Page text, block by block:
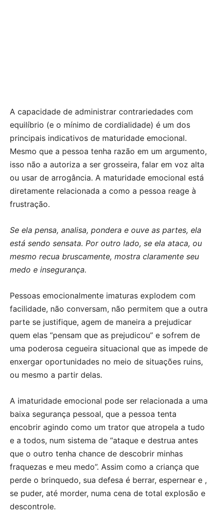
A capacidade de administrar contrariedades com
equilíbrio (e o mínimo de cordialidade) é um dos
principais indicativos de maturidade emocional.
Mesmo que a pessoa tenha razão em um argumento,
isso não a autoriza a ser grosseira, falar em voz alta
ou usar de arrogância. A maturidade emocional está
diretamente relacionada a como a pessoa reage à
frustração.
Se ela pensa, analisa, pondera e ouve as partes, ela
está sendo sensata. Por outro lado, se ela ataca, ou
mesmo recua bruscamente, mostra claramente seu
medo e insegurança.
Pessoas emocionalmente imaturas explodem com
facilidade, não conversam, não permitem que a outra
parte se justifique, agem de maneira a prejudicar
quem elas “pensam que as prejudicou” e sofrem de
uma poderosa cegueira situacional que as impede de
enxergar oportunidades no meio de situações ruins,
ou mesmo a partir delas.
A imaturidade emocional pode ser relacionada a uma
baixa segurança pessoal, que a pessoa tenta
encobrir agindo como um trator que atropela a tudo
e a todos, num sistema de “ataque e destrua antes
que o outro tenha chance de descobrir minhas
fraquezas e meu medo”. Assim como a criança que
perde o brinquedo, sua defesa é berrar, espernear e ,
se puder, até morder, numa cena de total explosão e
descontrole.